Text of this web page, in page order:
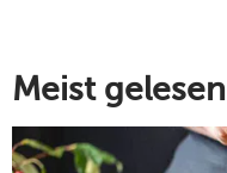
Meist gelesen